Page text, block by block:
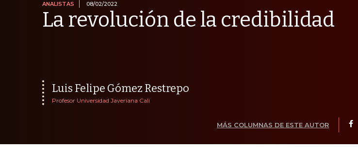
ANALISTAS 08/02/2022
La revolución de la credibilidad
Luis Felipe Gómez Restrepo
Profesor Universidad Javeriana Cali
MÁS COLUMNAS DE ESTE AUTOR